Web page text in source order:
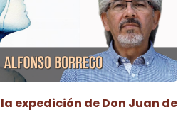
expedición de Don Juan de